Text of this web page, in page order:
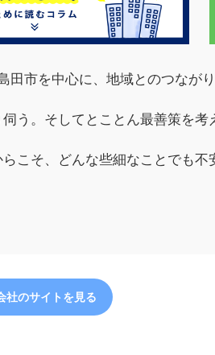
市を中心に、地域とのつなが
う。そしてとことん最善策を
こそ、どんな些細なことでも
社のサイトを見る